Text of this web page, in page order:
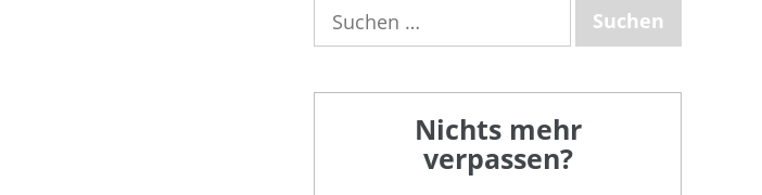
nach:
Nichts mehr
verpassen?